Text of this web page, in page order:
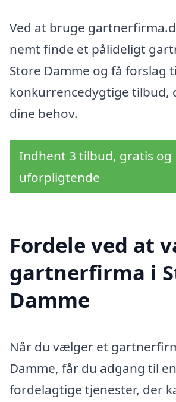
Ved at bruge
nemt finde et pålideligt
Store Damme og få forslag
konkurrencedygtige tilbud,
dine behov.
Indhent 3 tilbud, gratis og
uforpligtende
Fordele ved at
gartnerfirma i
Damme
Når du vælger et
Damme, får du adgang til
fordelagtige tjenester, der